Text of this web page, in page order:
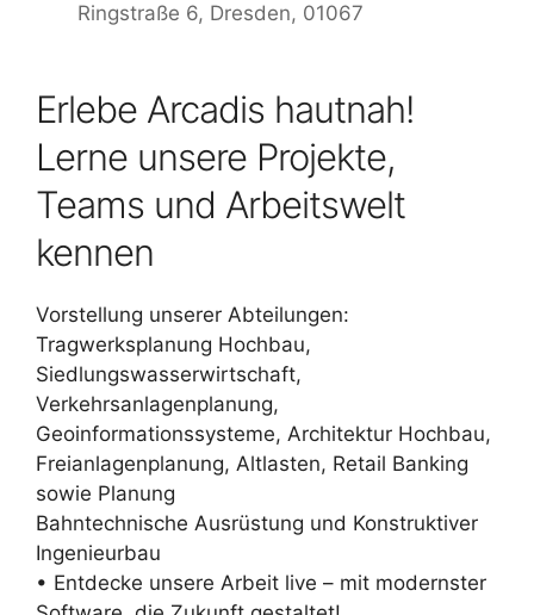
Ringstraße 6, Dresden, 01067
Erlebe Arcadis hautnah!
Lerne unsere Projekte,
Teams und Arbeitswelt
kennen
Vorstellung unserer Abteilungen:
Tragwerksplanung Hochbau,
Siedlungswasserwirtschaft,
Verkehrsanlagenplanung,
Geoinformationssysteme, Architektur Hochbau,
Freianlagenplanung, Altlasten, Retail Banking
sowie Planung
Bahntechnische Ausrüstung und Konstruktiver
Ingenieurbau
• Entdecke unsere Arbeit live – mit modernster